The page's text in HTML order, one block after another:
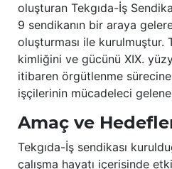
oluşturan Tekgıda-İş
9 sendikanın bir araya
oluşturması ile kurulmuştur.
kimliğini ve gücünü XIX.
itibaren örgütlenme
işçilerinin mücadeleci
Amaç ve
Tekgıda-İş sendikası
çalışma hayatı içerisinde